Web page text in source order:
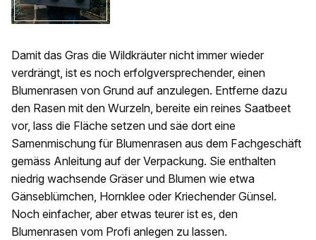
Damit das Gras die Wildkräuter nicht immer wieder
verdrängt, ist es noch erfolgversprechender, einen
Blumenrasen von Grund auf anzulegen. Entferne dazu
den Rasen mit den Wurzeln, bereite ein reines Saatbeet
vor, lass die Fläche setzen und säe dort eine
Samenmischung für Blumenrasen aus dem Fachgeschäft
gemäss Anleitung auf der Verpackung. Sie enthalten
niedrig wachsende Gräser und Blumen wie etwa
Gänseblümchen, Hornklee oder Kriechender Günsel.
Noch einfacher, aber etwas teurer ist es, den
Blumenrasen vom Profi anlegen zu lassen.